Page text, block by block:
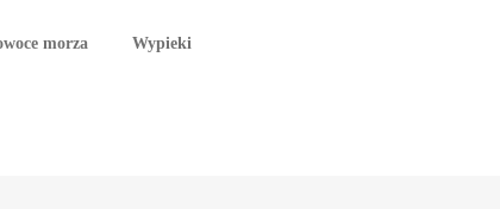
morza Wypieki